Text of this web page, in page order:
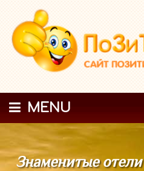
MENU
Знаменитые